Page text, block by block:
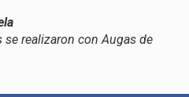
realizaron con Augas de